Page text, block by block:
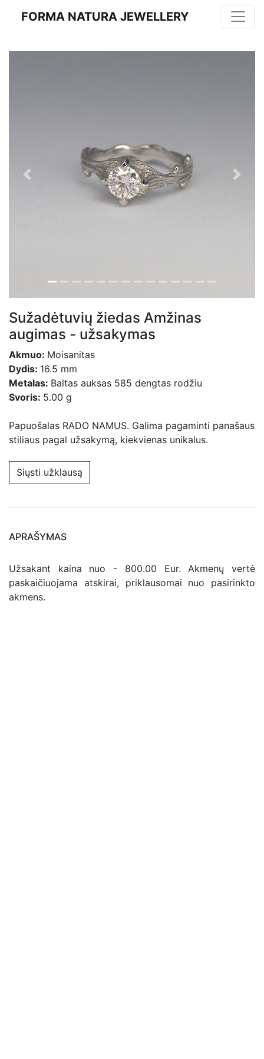
FORMA NATURA JEWELLERY
Previous Next
Sužadėtuvių žiedas Amžinas
augimas - užsakymas
Akmuo: Moisanitas
Dydis: 16.5 mm
Metalas: Baltas auksas 585 dengtas rodžiu
Svoris: 5.00 g
Papuošalas RADO NAMUS. Galima pagaminti panašaus
stiliaus pagal užsakymą, kiekvienas unikalus.
Siųsti užklausą
APRAŠYMAS
Užsakant kaina nuo - 800.00 Eur. Akmenų vertė
paskaičiuojama atskirai, priklausomai nuo pasirinkto